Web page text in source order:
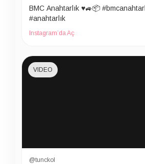
BMC Anahtarlık ♥️🚙📦 #bmcanahtarlik #anahtarlik
#anahtarlık
Instagram’da Aç
VIDEO
@tunckol